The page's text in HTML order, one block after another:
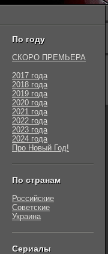
По году
СКОРО ПРЕМЬЕРА
2017 года
2018 года
2019 года
2020 года
2021 года
2022 года
2023 года
2024 года
Про Новый Год!
По странам
Российские
Советские
Украина
Сериалы